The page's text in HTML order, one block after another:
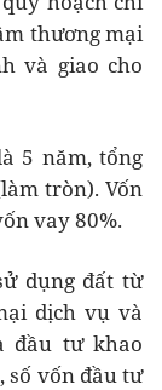
thương mại
và giao cho
5 năm, tổng
tròn). Vốn
vay 80%.
dụng đất từ
dịch vụ và
đầu tư khao
số vốn đầu tư